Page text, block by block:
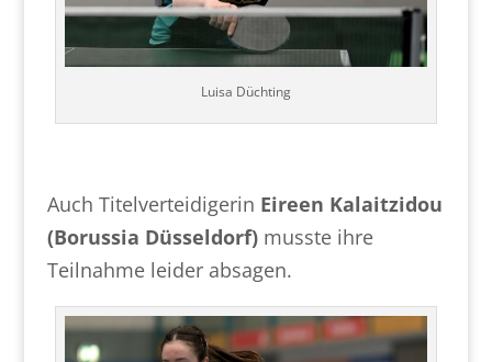
Luisa Düchting
Auch Titelverteidigerin Eireen Kalaitzidou
(Borussia Düsseldorf)musste ihre
Teilnahme leider absagen.